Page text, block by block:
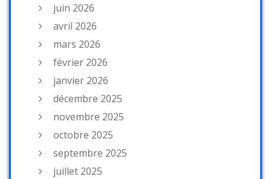
juin 2026
avril 2026
mars 2026
février 2026
janvier 2026
décembre 2025
novembre 2025
octobre 2025
septembre 2025
juillet 2025